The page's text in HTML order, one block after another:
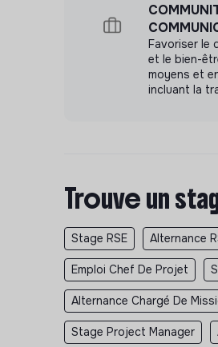
Favoriser le
et le bien-
moyens et
incluant la
Trouve un
Stage RSE Alternance
Emploi Chef De Projet
Alternance Chargé De
Stage Project Manager